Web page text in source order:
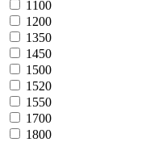
1100
1200
1350
1450
1500
1520
1550
1700
1800